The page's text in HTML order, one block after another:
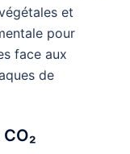
et
pour
face aux
de